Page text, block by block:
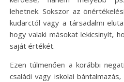
lehetnek. Sokszor az
kudarctól vagy a társadalmi
hogy valaki másokat lekicsinyít,
saját értékét.
Ezen túlmenően a korábbi
családi vagy iskolai